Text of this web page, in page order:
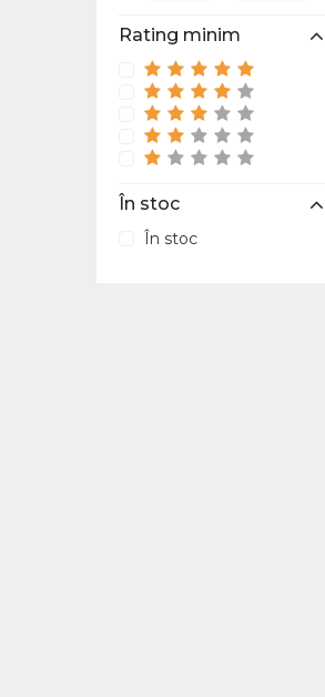
Rating minim
În stoc
În stoc